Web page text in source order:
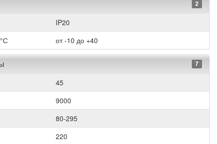
2
IP20
от -10 до +40
7
45
9000
80-295
220